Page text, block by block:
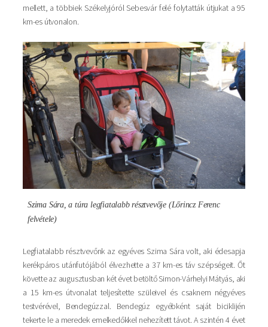
mellett, a többiek Székelyjóról Sebesvár felé folytatták útjukat a 95
km-es útvonalon.
Kép
Szima Sára, a túra legfiatalabb résztvevője (Lőrincz Ferenc
felvétele)
Legfiatalabb résztvevőnk az egyéves Szima Sára volt, aki édesapja
kerékpáros utánfutójából élvezhette a 37 km-es táv szépségeit. Őt
követte az augusztusban két évet betöltő Simon-Várhelyi Mátyás, aki
a 15 km-es útvonalat teljesítette szüleivel és csaknem négyéves
testvérével, Bendegúzzal. Bendegúz egyébként saját biciklijén
tekerte le a meredek emelkedőkkel nehezített távot. A szintén 4 évet